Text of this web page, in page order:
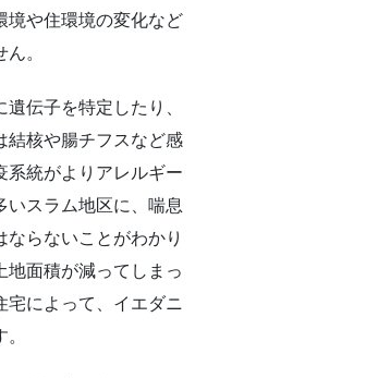
境や住環境の変化など
。
伝子を特定したり、
結核や腸チフスなど感
系統がよりアレルギー
いスラム地区に、喘息
らないことがわかり
地面積が減ってしまっ
宅によって、イエダニ